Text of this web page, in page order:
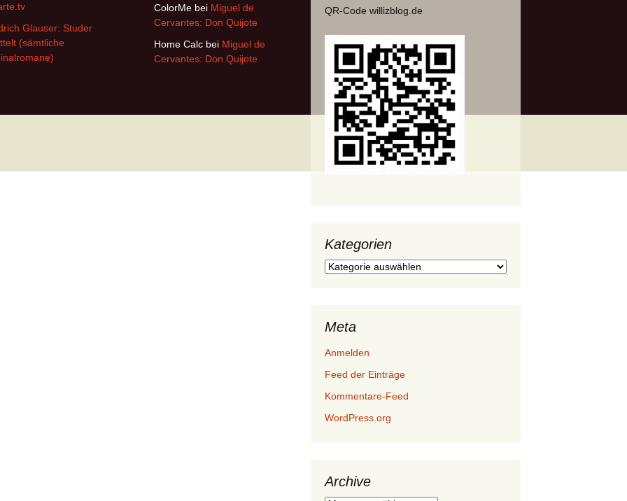
QR-Code willizblog.de
Kategorien
Kategorien
Meta
Anmelden
Feed der Einträge
Kommentare-Feed
WordPress.org
Archive
Glauser: Studer
(sämtliche
ColorMe bei Miguel de
Cervantes: Don Quijote
Home Calc bei Miguel de
Cervantes: Don Quijote